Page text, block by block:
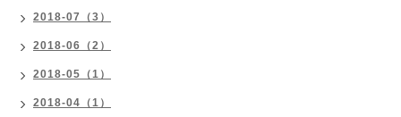
2018-07（3）
2018-06（2）
2018-05（1）
2018-04（1）